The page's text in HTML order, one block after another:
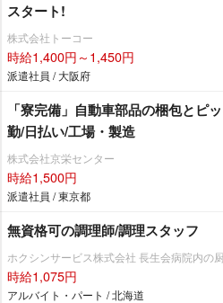
スタート!
株式会社トーコー
時給1,400円～1,450円
派遣社員 / 大阪府
「寮完備」自動車部品の梱包とピ
勤/日払い/工場・製造
株式会社京栄センター
時給1,500円
派遣社員 / 東京都
無資格可の調理師/調理スタッフ
ホクシンサービス株式会社 長生会病院内の
時給1,075円
アルバイト・パート / 北海道